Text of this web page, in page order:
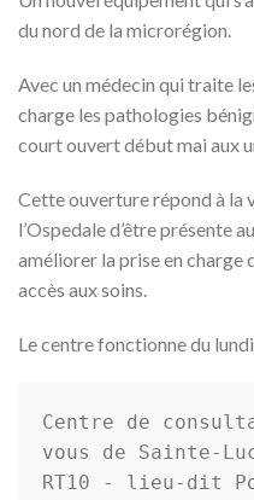
du nord de la microrégion.
Avec un médecin qui traite
charge les pathologies
court ouvert début mai aux
Cette ouverture répond à la
l’Ospedale d’être présente
améliorer la prise en
accès aux soins.
Le centre fonctionne du
Centre de
vous de Sainte-
RT10 - lieu-dit